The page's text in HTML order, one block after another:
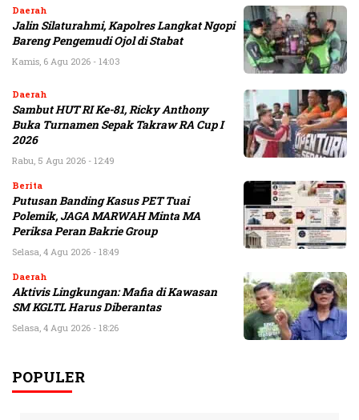
Daerah
Jalin Silaturahmi, Kapolres Langkat Ngopi
Bareng Pengemudi Ojol di Stabat
Kamis, 6 Agu 2026 - 14:03
Daerah
Sambut HUT RI Ke-81, Ricky Anthony
Buka Turnamen Sepak Takraw RA Cup I
2026
Rabu, 5 Agu 2026 - 12:49
Berita
Putusan Banding Kasus PET Tuai
Polemik, JAGA MARWAH Minta MA
Periksa Peran Bakrie Group
Selasa, 4 Agu 2026 - 18:49
Daerah
Aktivis Lingkungan: Mafia di Kawasan
SM KGLTL Harus Diberantas
Selasa, 4 Agu 2026 - 18:26
POPULER